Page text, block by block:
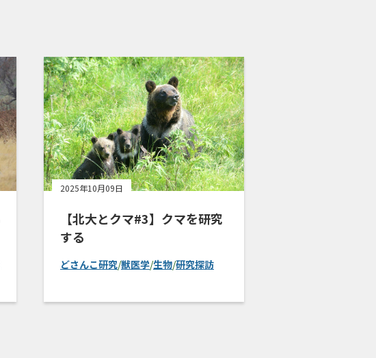
2025年10月09日
【北大とクマ#3】クマを研究
する
どさんこ研究/獣医学/生物/研究探訪